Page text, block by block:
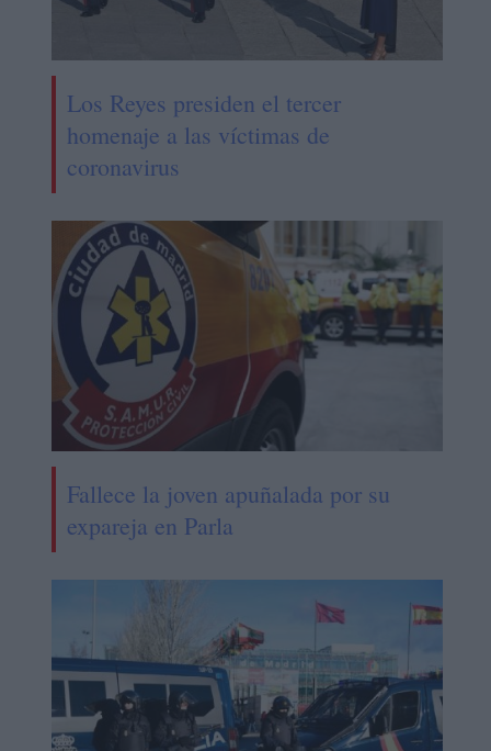
Los Reyes presiden el tercer
homenaje a las víctimas de
coronavirus
Fallece la joven apuñalada por su
expareja en Parla